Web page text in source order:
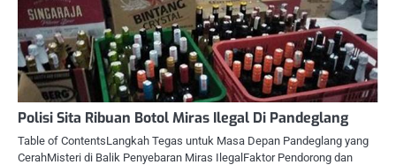
Polisi Sita Ribuan Botol Miras Ilegal Di Pandeglang
Table of ContentsLangkah Tegas untuk Masa Depan Pandeglang yang
CerahMisteri di Balik Penyebaran Miras IlegalFaktor Pendorong dan